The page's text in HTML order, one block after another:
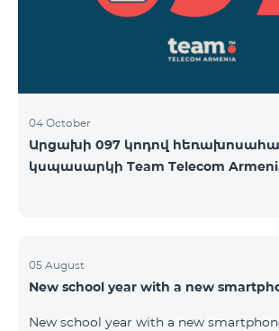
04 October
Արցախի 097 կոդով
կսպասարկի Team Telecom
05 August
New school year with a new
New school year with a new